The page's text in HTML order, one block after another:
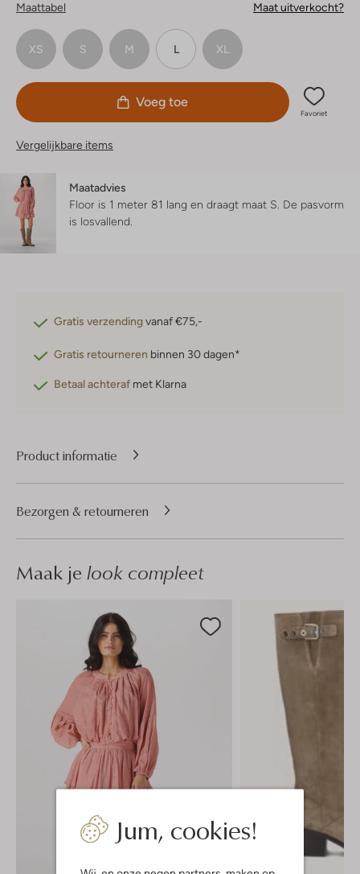
Jum, cookies!
Maattabel Maat uitverkocht?
XS S M L XL
Voeg toe
Favoriet
Vergelijkbare items
Maatadvies
Floor is 1 meter 81 lang en draagt maat S. De pasvorm
is losvallend
Gratis verzendingvanaf €75,-
Gratis retourneren binnen 30 dagen*
Betaal achteraf met Klarna
Product informatie
Bezorgen & retourneren
Maak je look compleet